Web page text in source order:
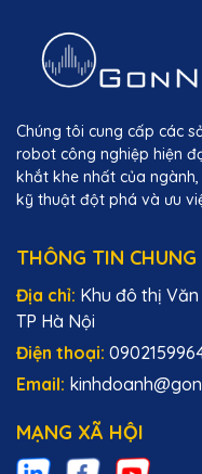
Chúng tôi cung cấp các
robot công nghiệp hiện
khắt khe nhất của
kỹ thuật đột phá và ưu
THÔNG TIN CHUNG
Địa chỉ: Khu đô thị
TP Hà Nội
Điện thoại:
Email:
MẠNG XÃ HỘI